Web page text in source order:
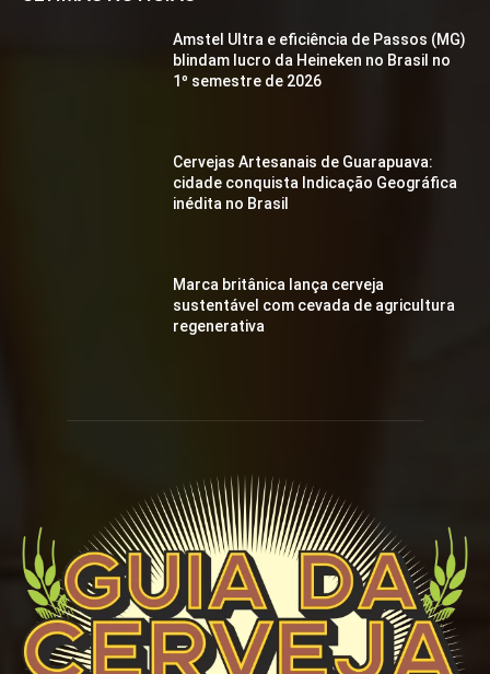
Amstel Ultra e eficiência de Passos (MG)
blindam lucro da Heineken no Brasil no
1º semestre de 2026
Cervejas Artesanais de Guarapuava:
cidade conquista Indicação Geográfica
inédita no Brasil
Marca britânica lança cerveja
sustentável com cevada de agricultura
regenerativa